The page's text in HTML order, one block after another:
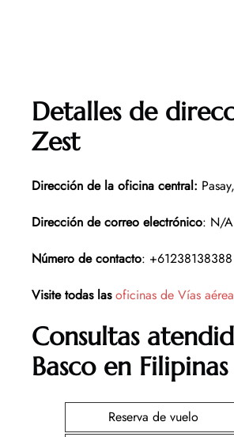
Detalles de
Zest
Dirección de la oficina central:
Dirección de correo electrónico: N/A
Número de contacto: +61238138388
Visite todas las oficinas de Vías
Consultas
Basco en Filipinas
Reserva de vuelo